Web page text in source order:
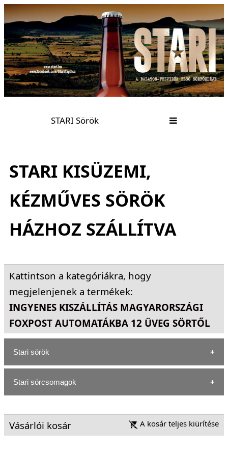
STARI Sörök
STARI KISÜZEMI,
KÉZMŰVES SÖRÖK
HÁZHOZ SZÁLLÍTVA
Kattintson a kategóriákra, hogy
megjelenjenek a termékek:
INGYENES KISZÁLLÍTÁS MAGYARORSZÁGI
FOXPOST AUTOMATÁKBA 12 ÜVEG SÖRTŐL
Stari sörök
Stari sörcsomagok
Vásárlói kosár A kosár teljes kiürítése